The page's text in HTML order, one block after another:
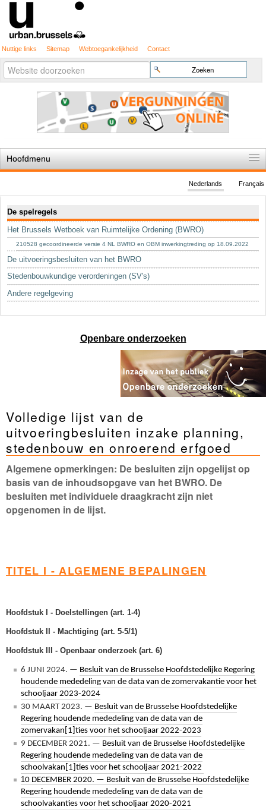
Nuttige links Sitemap Webtoegankelijkheid Contact
Zoek
Geavanceerd
zoeken...
Hoofdmenu
De spelregels
Stedenbouwkundige vergunning
Cartografie
Studies en publicaties
Sleutelwoorden
Stedenbouwkundige inlichtingen
Français
Nederlands
De spelregels
Het Brussels Wetboek van Ruimtelijke Ordening (BWRO)
210528 gecoordineerde versie 4 NL BWRO en OBM inwerkingtreding op 18.09.2022
De uitvoeringsbesluiten van het BWRO
Stedenbouwkundige verordeningen (SV's)
Andere regelgeving
Openbare onderzoeken
Volledige lijst van de
uitvoeringbesluiten inzake planning,
stedenbouw en onroerend erfgoed
Algemene opmerkingen: De besluiten zijn opgelijst op
basis van de inhoudsopgave van het BWRO. De
besluiten met individuele draagkracht zijn niet
opgenomen in de lijst.
TITEL I - ALGEMENE BEPALINGEN
Hoofdstuk I - Doelstellingen (art. 1-4)
Hoofdstuk II - Machtiging (art. 5-5/1)
Hoofdstuk III - Openbaar onderzoek (art. 6)
6 JUNI 2024. — Besluit van de Brusselse Hoofdstedelijke Regering
houdende mededeling van de data van de zomervakantie voor het
schooljaar 2023-2024
30 MAART 2023. — Besluit van de Brusselse Hoofdstedelijke
Regering houdende mededeling van de data van de
zomervakan[1]ties voor het schooljaar 2022-2023
9 DECEMBER 2021. — Besluit van de Brusselse Hoofdstedelijke
Regering houdende mededeling van de data van de
schoolvakan[1]ties voor het schooljaar 2021-2022
10 DECEMBER 2020. — Besluit van de Brusselse Hoofdstedelijke
Regering houdende mededeling van de data van de
schoolvakanties voor het schooljaar 2020-2021